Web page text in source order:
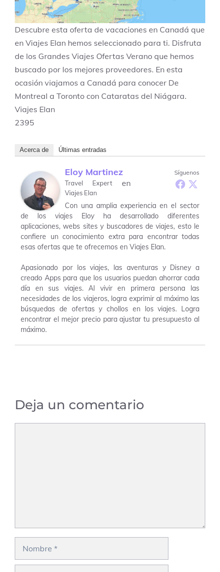
Descubre esta oferta de vacaciones en Canadá que
en Viajes Elan hemos seleccionado para ti. Disfruta
de los Grandes Viajes Ofertas Verano que hemos
buscado por los mejores proveedores. En esta
ocasión viajamos a Canadá para conocer De
Montreal a Toronto con Cataratas del Niágara.
Viajes Elan
2395
Acerca de Últimas entradas
Síguenos
Eloy Martinez
Travel Experten
Viajes Elan
Con una amplia experiencia en el sector
de los viajes Eloy ha desarrollado diferentes
aplicaciones, webs sites y buscadores de viajes, esto le
confiere un conocimiento extra para encontrar todas
esas ofertas que te ofrecemos en Viajes Elan.
Apasionado por los viajes, las aventuras y Disney a
creado Apps para que los usuarios puedan ahorrar cada
día en sus viajes. Al vivir en primera persona las
necesidades de los viajeros, logra exprimir al máximo las
búsquedas de ofertas y chollos en los viajes. Logra
encontrar el mejor precio para ajustar tu presupuesto al
máximo.
Deja un comentario